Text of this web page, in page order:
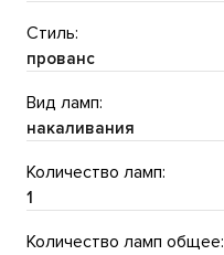
Стиль:
прованс
Вид ламп:
накаливания
Количество ламп:
1
Количество ламп общее: